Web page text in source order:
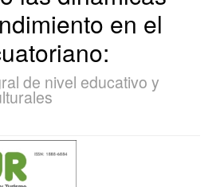
en el
de nivel educativo y